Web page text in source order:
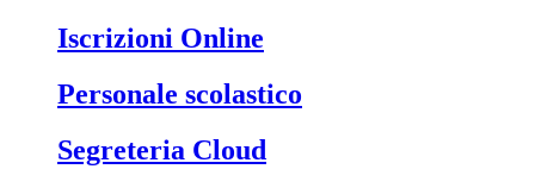
Iscrizioni Online
Personale scolastico
Segreteria Cloud